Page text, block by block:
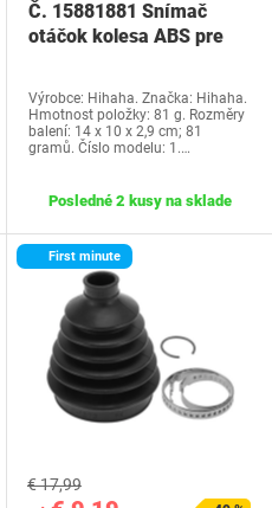
Č. 15881881 Snímač
otáčok kolesa ABS pre
Výrobce: Hihaha. Značka: Hihaha.
Hmotnost položky: 81 g. Rozměry
balení: 14 x 10 x 2,9 cm; 81
gramů. Číslo modelu: 1.…
Posledné 2 kusy na sklade
First minute
€ 17,99